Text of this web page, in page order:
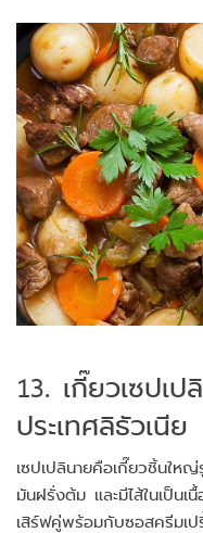
13. เกี๊ยวเซปเป
ประเทศลิธัวเนีย
เซปเปลินายคือเกี๊ยวชิ้นให
มันฝรั่งต้ม และมีไส้ในเป็นเ
เสิร์ฟคู่พร้อมกับซอสครีมเป